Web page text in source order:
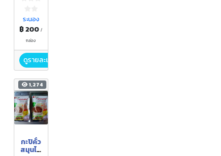
ระนอง
฿ 200/
กล่อง
ดูรายละเอียด
1,274
กะปิคั่ว
สมุนไพ